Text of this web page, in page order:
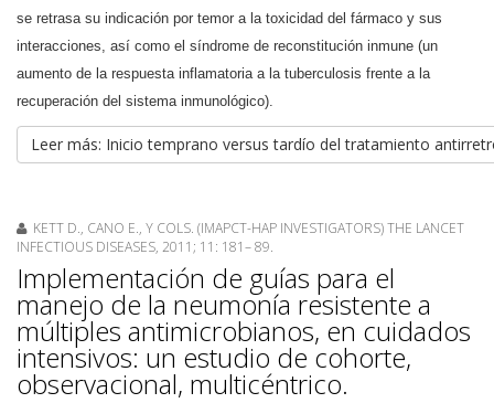
se retrasa su indicación por temor a la toxicidad del fármaco y sus
interacciones, así como el síndrome de reconstitución inmune (un
aumento de la respuesta inflamatoria a la tuberculosis frente a la
recuperación del sistema inmunológico).
Leer más: Inicio temprano versus tardío del tratamiento
KETT D., CANO E., Y COLS. (IMAPCT-HAP INVESTIGATORS) THE LANCET
INFECTIOUS DISEASES, 2011; 11: 181– 89.
Implementación de guías para el
manejo de la neumonía resistente a
múltiples antimicrobianos, en cuidados
intensivos: un estudio de cohorte,
observacional, multicéntrico.